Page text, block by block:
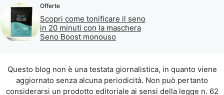
Offerte
Scopri come tonificare il seno
in 20 minuti con la maschera
Seno Boost monouso
Questo blog non è una testata giornalistica, in quanto viene
aggiornato senza alcuna periodicità. Non può pertanto
considerarsi un prodotto editoriale ai sensi della legge n. 62